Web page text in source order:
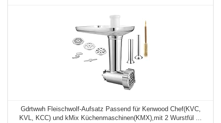
Gdrtwwh Fleischwolf-Aufsatz Passend für Kenwood Chef(KVC,
KVL, KCC) und kMix Küchenmaschinen(KMX),mit 2 Wurstfül ...